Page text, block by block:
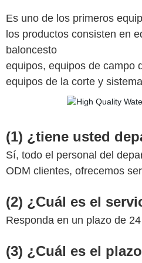
Es uno de los primeros
los productos consisten en
baloncesto
equipos, equipos de campo
equipos de la corte y
(1) ¿tiene usted
Sí, todo el personal del
ODM clientes, ofrecemos
(2) ¿Cuál es el
Responda en un plazo de
(3) ¿Cuál es el